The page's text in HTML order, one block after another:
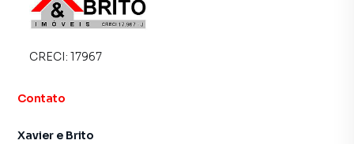
CRECI: 17967
Contato
Xavier e Brito